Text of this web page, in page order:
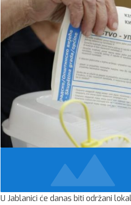
U Jablanici će danas biti održani